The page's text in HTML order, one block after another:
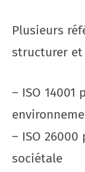
Plusieurs
structurer et
– ISO 14001
– ISO
sociétale